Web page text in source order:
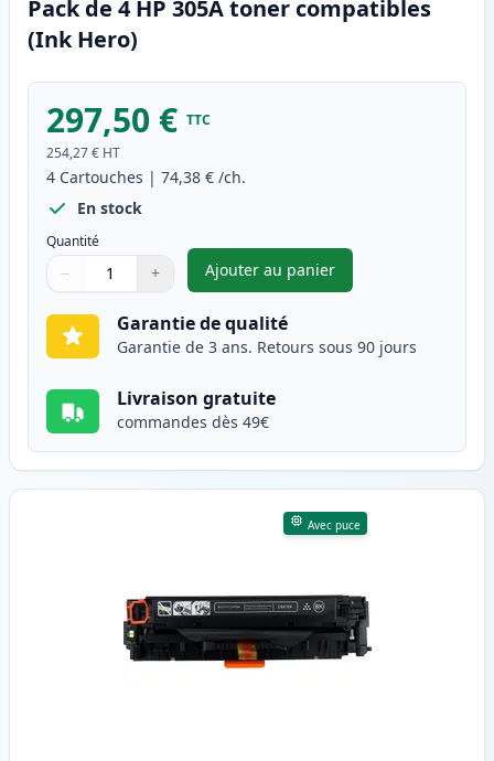
Pack de 4 HP 305A toner compatibles
(Ink Hero)
297,50 € TTC
254,27 € HT
4 Cartouches | 74,38 € /ch.
En stock
Quantité
Quantité
Utilisez les boutons pour ajuster
− +
Quantité
Ajouter au panier
,Pack de 4 HP 305A toner
Garantie de qualité
Garantie de 3 ans. Retours sous 90 jours
Livraison gratuite
commandes dès 49€
Avec puce